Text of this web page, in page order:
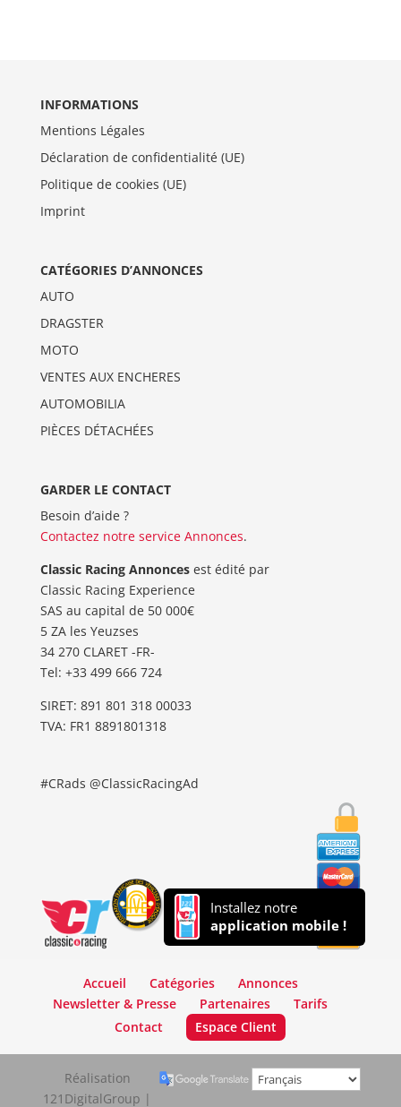
INFORMATIONS
Mentions Légales
Déclaration de confidentialité (UE)
Politique de cookies (UE)
Imprint
CATÉGORIES D’ANNONCES
AUTO
DRAGSTER
MOTO
VENTES AUX ENCHERES
AUTOMOBILIA
PIÈCES DÉTACHÉES
GARDER LE CONTACT
Besoin d’aide ?
Contactez notre service Annonces.
Classic Racing Annoncesest édité par
Classic Racing Experience
SAS au capital de 50 000€
5 ZA les Yeuzses
34 270 CLARET -FR-
Tel: ‭+33 499 666 724‬
SIRET: 891 801 318 00033
TVA: FR1 8891801318
#CRads @ClassicRacingAd
Installez notre
application mobile !
Accueil Catégories
Annonces
Newsletter & Presse
Partenaires
Tarifs
Contact
Espace Client
Réalisation
121DigitalGroup |